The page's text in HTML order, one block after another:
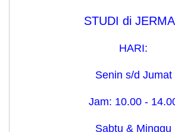
STUDI di
HARI:
Senin s/d Jumat
Jam: 10.00 -
Sabtu & Minggu